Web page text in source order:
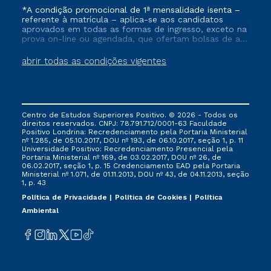
abrir todas as condições vigentes
*A condição promocional de 1ª mensalidade isenta –
referente à matrícula – aplica-se aos candidatos
aprovados em todas as formas de ingresso, exceto na
prova on-line ou agendada, que ofertam bolsas de até
vigente, que ainda não tenham efetivado e/ou não
tenham cancelado ou trancado sua matrícula em uma
via FIES, Prouni e outros programas governamentais, e
não se acumula com nenhuma outra campanha
ofertada pela Instituição.
Centro de Estudos Superiores Positivo. © 2026 - Todos os
direitos reservados. CNPJ: 78.791.712/0001-63 Faculdade
Positivo Londrina: Recredenciamento pela Portaria Ministerial
nº 1.285, de 05.10.2017, DOU nº 193, de 06.10.2017, seção 1, p. 11
Universidade Positivo: Recredenciamento Presencial ​pela
Portaria Ministerial nº 169, de 03.02.2017, DOU nº 26, de
06.02.2017, seção 1, p. 15 Credenciamento EAD pela Portaria
Ministerial nº 1.071, de 01.11.2013, DOU nº 43, de 04.11.2013, seção
1, p. 43
Política de Privacidade
Política de Cookies
Política
Ambiental